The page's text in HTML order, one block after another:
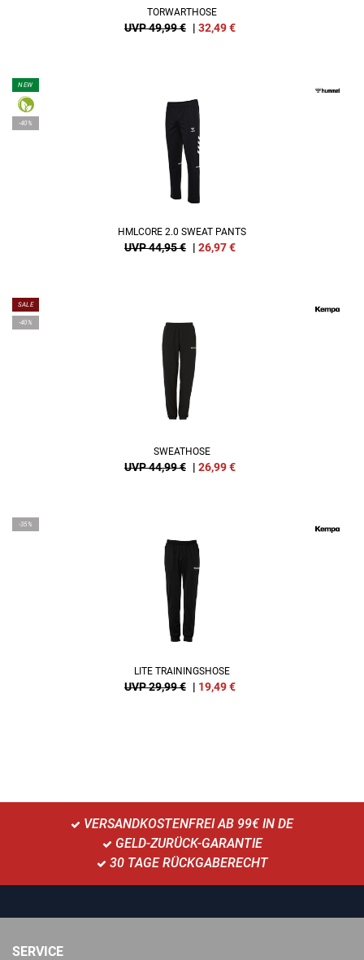
TORWARTHOSE
UVP 49,99 € | 32,49€
NEW
-40%
HMLCORE 2.0 SWEAT PANTS
UVP 44,95 € | 26,97€
SALE
-40%
SWEATHOSE
UVP 44,99 € | 26,99€
-35%
LITE TRAININGSHOSE
UVP 29,99 € | 19,49€
VERSANDKOSTENFREI AB 99€ IN DE
GELD-ZURÜCK-GARANTIE
30 TAGE RÜCKGABERECHT
SERVICE